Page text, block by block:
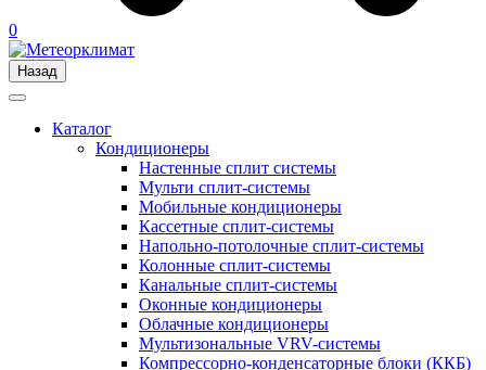
0
Назад
Каталог
Кондиционеры
Настенные сплит системы
Мульти сплит-системы
Мобильные кондиционеры
Кассетные сплит-системы
Напольно-потолочные сплит-системы
Колонные сплит-системы
Канальные сплит-системы
Оконные кондиционеры
Облачные кондиционеры
Мультизональные VRV-системы
Компрессорно-конденсаторные блоки (ККБ)